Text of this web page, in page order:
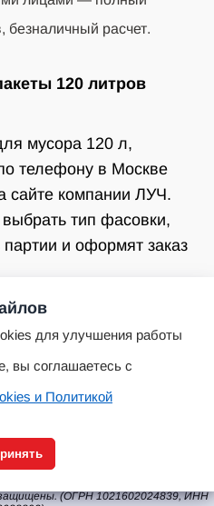
безналичный расчет.
120 литров
мусора 120 л,
телефону в Москве
сайте компании ЛУЧ.
тип фасовки,
партии и оформят заказ
(ОГРН 1021602024839, ИНН
для улучшения работы
вы соглашаетесь с
и Политикой